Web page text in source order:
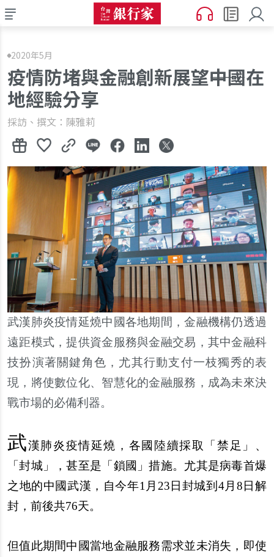
2020年5月
疫情防堵與金融創新展望――中國在
地經驗分享
採訪、撰文：陳雅莉
武漢肺炎疫情延燒中國各地期間，金融機構仍透過
遠距模式，提供資金服務與金融交易，其中金融科
技扮演著關鍵角色，尤其行動支付一枝獨秀的表
現，將使數位化、智慧化的金融服務，成為未來決
戰市場的必備利器。
武漢肺炎疫情延燒，各國陸續採取「禁足」、
「封城」，甚至是「鎖國」措施。尤其是病毒首爆
之地的中國武漢，自今年1月23日封城到4月8日解
封，前後共76天。
但值此期間中國當地金融服務需求並未消失，即使